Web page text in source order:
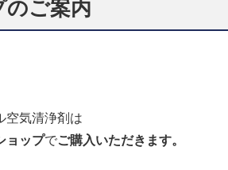
ご案内
空気清浄剤は
ョップでご購入いただきます。